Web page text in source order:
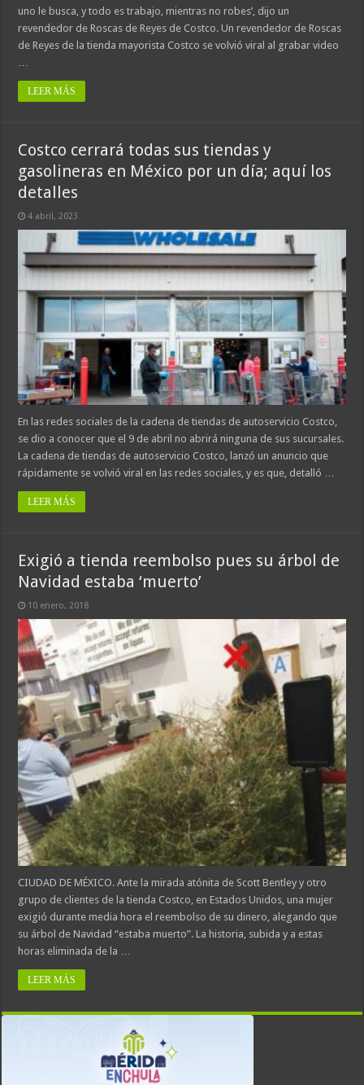
uno le busca, y todo es trabajo, mientras no robes’, dijo un
revendedor de Roscas de Reyes de Costco. Un revendedor de Roscas
de Reyes de la tienda mayorista Costco se volvió viral al grabar video
…
LEER MÁS
Costco cerrará todas sus tiendas y
gasolineras en México por un día; aquí los
detalles
4 abril, 2023
En las redes sociales de la cadena de tiendas de autoservicio Costco,
se dio a conocer que el 9 de abril no abrirá ninguna de sus sucursales.
La cadena de tiendas de autoservicio Costco, lanzó un anuncio que
rápidamente se volvió viral en las redes sociales, y es que, detalló …
LEER MÁS
Exigió a tienda reembolso pues su árbol de
Navidad estaba ‘muerto’
10 enero, 2018
CIUDAD DE MÉXICO. Ante la mirada atónita de Scott Bentley y otro
grupo de clientes de la tienda Costco, en Estados Unidos, una mujer
exigió durante media hora el reembolso de su dinero, alegando que
su árbol de Navidad “estaba muerto”. La historia, subida y a estas
horas eliminada de la …
LEER MÁS